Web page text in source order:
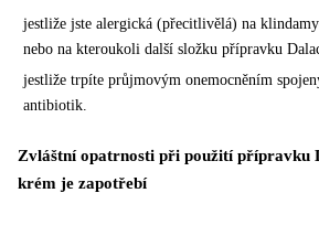
jestliže jste alergická (přecitlivělá) na
nebo na kteroukoli další složku přípravku
jestliže trpíte průjmovým onemocněním
antibiotik.
Zvláštní opatrnosti při použití přípravku
krém je zapotřebí